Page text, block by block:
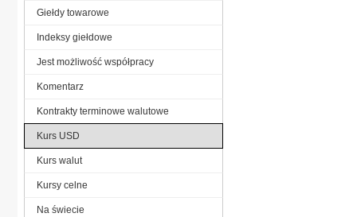
Giełdy towarowe
Indeksy giełdowe
Jest możliwość współpracy
Komentarz
Kontrakty terminowe walutowe
Kurs USD
Kurs walut
Kursy celne
Na świecie